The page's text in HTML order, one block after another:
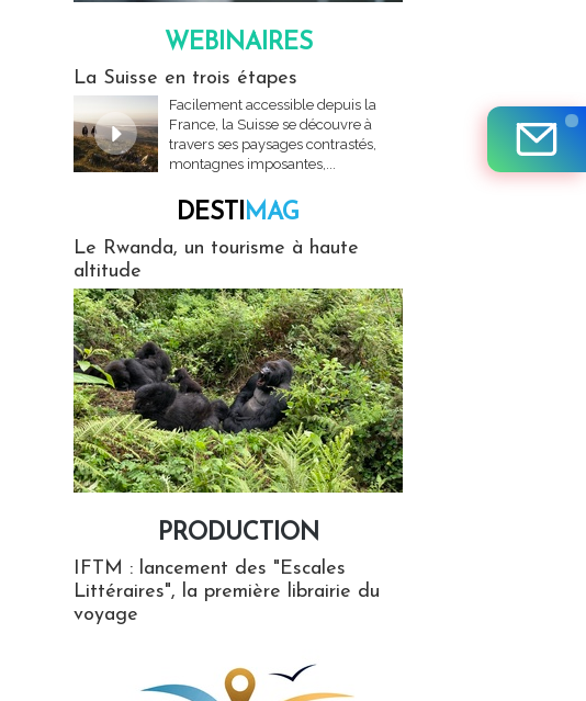
WEBINAIRES
La Suisse en trois étapes
Facilement accessible depuis la
France, la Suisse se découvre à
travers ses paysages contrastés,
montagnes imposantes,...
DESTIMAG
Le Rwanda, un tourisme à haute
altitude
PRODUCTION
IFTM : lancement des "Escales
Littéraires", la première librairie du
voyage